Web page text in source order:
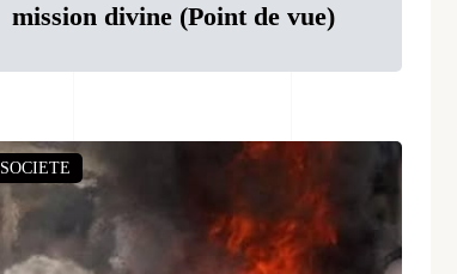
mission divine (Point de vue)
SOCIETE